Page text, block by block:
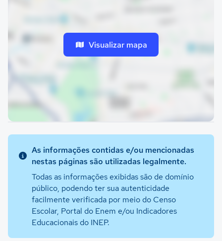
Visualizar mapa
As informações contidas e/ou mencionadas
nestas páginas são utilizadas legalmente.
Todas as informações exibidas são de domínio
público, podendo ter sua autenticidade
facilmente verificada por meio do Censo
Escolar, Portal do Enem e/ou Indicadores
Educacionais do INEP.